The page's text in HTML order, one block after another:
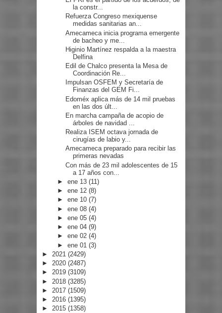
la constr...
Refuerza Congreso mexiquense
medidas sanitarias an...
Amecameca inicia programa emergente
de bacheo y me...
Higinio Martínez respalda a la maestra
Delfina
Edil de Chalco presenta la Mesa de
Coordinación Re...
Impulsan OSFEM y Secretaría de
Finanzas del GEM Fi...
Edoméx aplica más de 14 mil pruebas
en las dos últ...
En marcha campaña de acopio de
árboles de navidad ...
Realiza ISEM octava jornada de
cirugías de labio y...
Amecameca preparado para recibir las
primeras nevadas
Con más de 23 mil adolescentes de 15
a 17 años con...
►ene 13(11)
►ene 12(8)
►ene 10(7)
►ene 08(4)
►ene 05(4)
►ene 04(9)
►ene 02(4)
►ene 01(3)
► 2021 (2429)
► 2020 (2487)
► 2019 (3109)
► 2018 (3285)
► 2017 (1509)
► 2016 (1395)
► 2015 (1358)